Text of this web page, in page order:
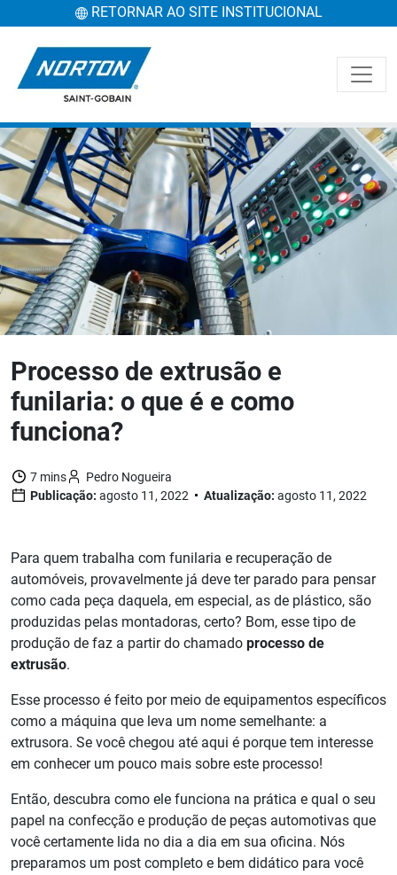
RETORNAR AO SITE INSTITUCIONAL
Processo de extrusão e
funilaria: o que é e como
funciona?
7 mins
Pedro Nogueira
Publicação: agosto 11, 2022 Atualização: agosto 11, 2022
Para quem trabalha com funilaria e recuperação de
automóveis, provavelmente já deve ter parado para pensar
como cada peça daquela, em especial, as de plástico, são
produzidas pelas montadoras, certo? Bom, esse tipo de
produção de faz a partir do chamado processo de
extrusão.
Esse processo é feito por meio de equipamentos específicos
como a máquina que leva um nome semelhante: a
extrusora. Se você chegou até aqui é porque tem interesse
em conhecer um pouco mais sobre este processo!
Então, descubra como ele funciona na prática e qual o seu
papel na confecção e produção de peças automotivas que
você certamente lida no dia a dia em sua oficina. Nós
preparamos um post completo e bem didático para você